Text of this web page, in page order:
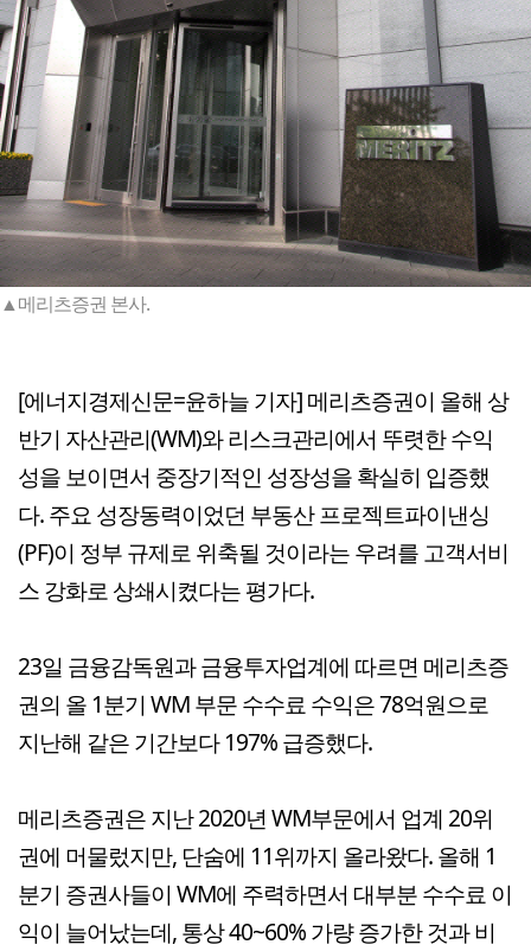
▲메리츠증권 본사.
[에너지경제신문=윤하늘 기자] 메리츠증권이 올해 상
반기 자산관리(WM)와 리스크관리에서 뚜렷한 수익
성을 보이면서 중장기적인 성장성을 확실히 입증했
다. 주요 성장동력이었던 부동산 프로젝트파이낸싱
(PF)이 정부 규제로 위축될 것이라는 우려를 고객서비
스 강화로 상쇄시켰다는 평가다.
23일 금융감독원과 금융투자업계에 따르면 메리츠증
권의 올 1분기 WM 부문 수수료 수익은 78억원으로
지난해 같은 기간보다 197% 급증했다.
메리츠증권은 지난 2020년 WM부문에서 업계 20위
권에 머물렀지만, 단숨에 11위까지 올라왔다. 올해 1
분기 증권사들이 WM에 주력하면서 대부분 수수료 이
익이 늘어났는데, 통상 40~60% 가량 증가한 것과 비